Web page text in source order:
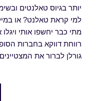
יותר בגיוס טאלנטים
למי קראת טאלנט? או
מתי כבר יחשפו אותי
רווחת דווקא בחברות
גורלן לברור את